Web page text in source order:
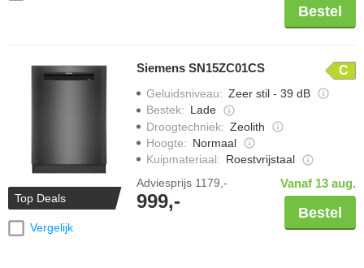
Bestel
Top Deals
Vergelijk
Siemens SN15ZC01CS C
Geluidsniveau: Zeer stil - 39 dB
Bestek: Lade
Droogtechniek: Zeolith
Hoogte: Normaal
Kuipmateriaal: Roestvrijstaal
Adviesprijs 1179,-
999,-
Vanaf 13 aug.
Bestel